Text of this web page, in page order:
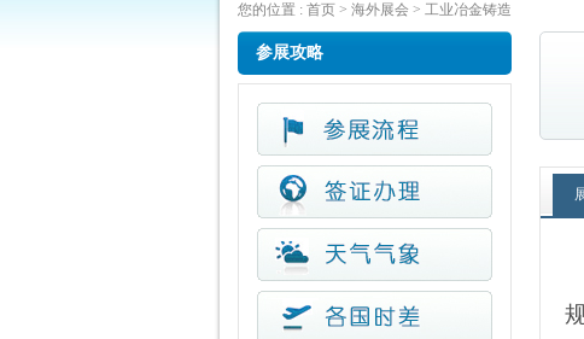
您的位置 : 首页 > 海外展会 > 工业冶金铸造
参展攻略